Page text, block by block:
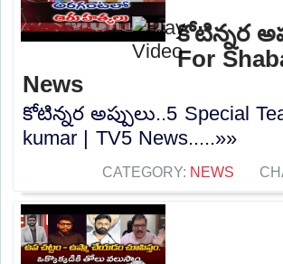
కోటిన్నర
For
News
కోటిన్నర అప్పులు..5 Special
kumar | TV5 News.....»»
CATEGORY: NEWS